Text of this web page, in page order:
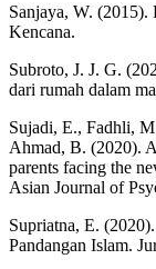
Sanjaya, W. (2015).
Kencana.
Subroto, J. J. G.
dari rumah dalam
Sujadi, E., Fadhli,
Ahmad, B. (2020).
parents facing the
Asian Journal of
Supriatna, E.
Pandangan Islam.